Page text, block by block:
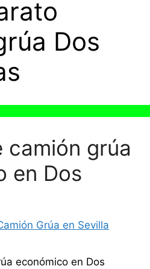
Dos
camión grúa
en Dos
Grúa en Sevilla
económico en Dos